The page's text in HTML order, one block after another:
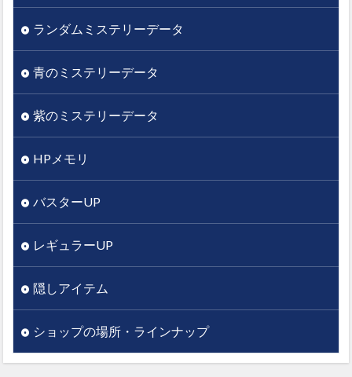
ランダムミステリーデータ
青のミステリーデータ
紫のミステリーデータ
HPメモリ
バスターUP
レギュラーUP
隠しアイテム
ショップの場所・ラインナップ